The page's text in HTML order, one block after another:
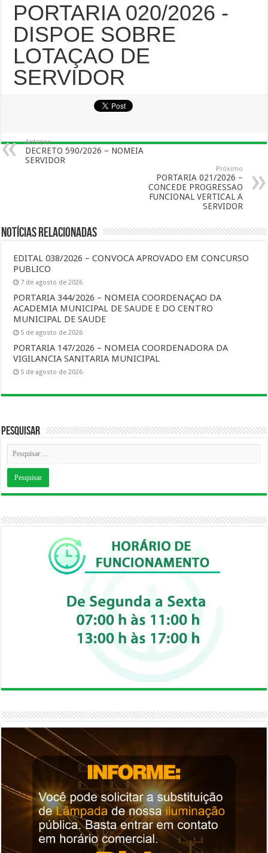
PORTARIA 020/2026 -
DISPOE SOBRE
LOTAÇAO DE
SERVIDOR
Anterior
DECRETO 590/2026 – NOMEIA
SERVIDOR
Próximo
PORTARIA 021/2026 –
CONCEDE PROGRESSAO
FUNCIONAL VERTICAL A
SERVIDOR
Notícias Relacionadas
EDITAL 038/2026 – CONVOCA APROVADO EM CONCURSO
PUBLICO
7 de agosto de 2026
PORTARIA 344/2026 – NOMEIA COORDENAÇAO DA
ACADEMIA MUNICIPAL DE SAUDE E DO CENTRO
MUNICIPAL DE SAUDE
5 de agosto de 2026
PORTARIA 147/2026 – NOMEIA COORDENADORA DA
VIGILANCIA SANITARIA MUNICIPAL
5 de agosto de 2026
Pesquisar